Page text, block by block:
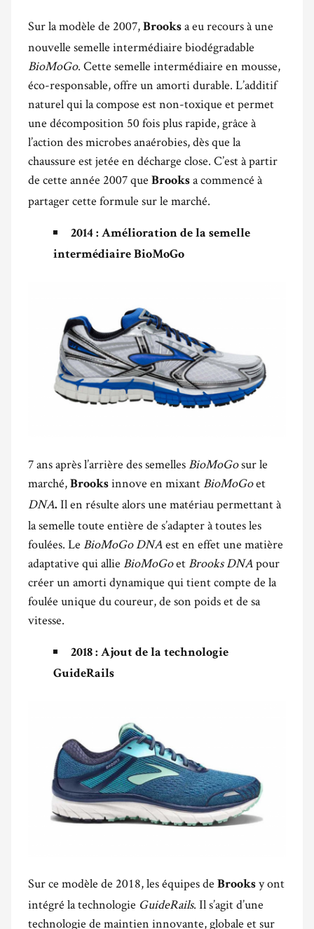
Sur la modèle de 2007, Brooks a eu recours à une
nouvelle semelle intermédiaire biodégradable
BioMoGo. Cette semelle intermédiaire en mousse,
éco-responsable, offre un amorti durable. L’additif
naturel qui la compose est non-toxique et permet
une décomposition 50 fois plus rapide, grâce à
l’action des microbes anaérobies, dès que la
chaussure est jetée en décharge close. C’est à partir
de cette année 2007 que Brooks a commencé à
partager cette formule sur le marché.
2014 : Amélioration de la semelle
intermédiaire BioMoGo
7 ans après l’arrière des semellesBioMoGosur le
marché, Brooks innove en mixantBioMoGoet
DNA. Il en résulte alors une matériau permettant à
la semelle toute entière de s’adapter à toutes les
foulées. Le BioMoGo DNAest en effet une matière
adaptative qui allie BioMoGoetBrooks DNApour
créer un amorti dynamique qui tient compte de la
foulée unique du coureur, de son poids et de sa
vitesse.
2018 : Ajout de la technologie
GuideRails
Sur ce modèle de 2018, les équipes de Brooks y ont
intégré la technologie GuideRails. Il s’agit d’une
technologie de maintien innovante, globale et sur